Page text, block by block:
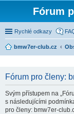
Fórum
Rychlé odkazy
bmw7er-club.cz
Fórum pro členy:
Svým přístupem na
s následujícími
pro členy: bmw7er-